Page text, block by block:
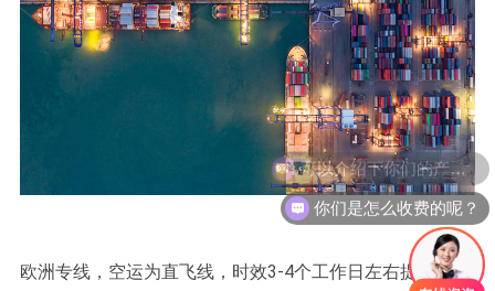
欧洲专线，空运为直飞线，时效3-4个工作日左右提取。海
可以介绍下你们的产品么？
你们是怎么收费的呢？